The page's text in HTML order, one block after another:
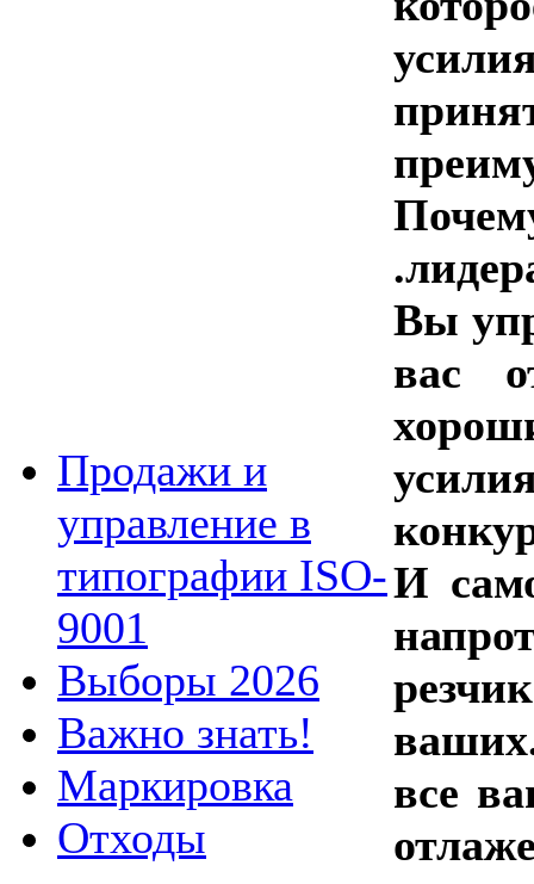
Продажи и
управление в
типографии ISO-
9001
Выборы 2026
Важно знать!
Маркировка
Отходы
Вы
вас
И
все